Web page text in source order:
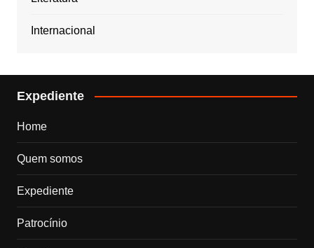
Internacional
Expediente
Home
Quem somos
Expediente
Patrocínio